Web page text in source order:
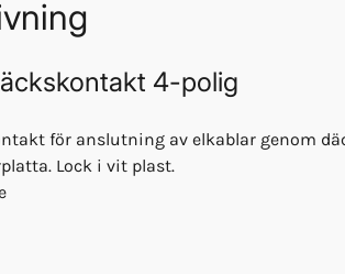
4-polig
för anslutning av elkablar genom
Lock i vit plast.